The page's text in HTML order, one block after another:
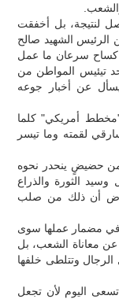
لنتيجة، بل أخفقت
الرئيس الشهيد صالح
كساح سرعان ما عمل
تيئيس المواطن من
عن أخبار جوعه
أمريكي" كلما
لقمته وما تيسر
من حضيضٍ ينحدر نحوه
وسيد الثورة والذراع
أن ذلك من صلب
في مضمار عملها سوى
عن معاناة الشعب، بل
وتتلطى خلفها
اليوم لأن تجعل